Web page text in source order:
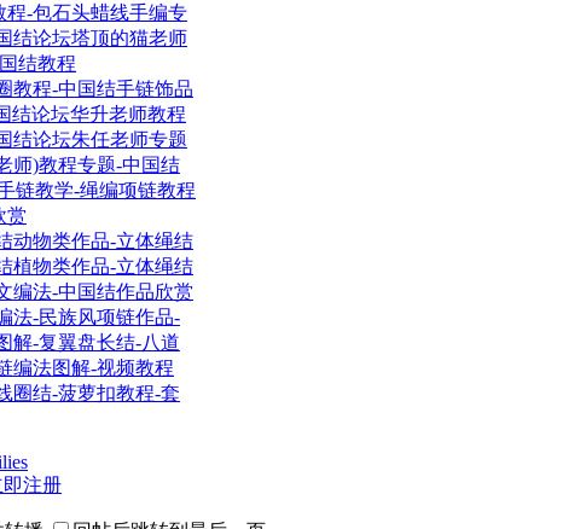
-包石头蜡线手编专
结论坛塔顶的猫老师
结教程
教程-中国结手链饰品
结论坛华升老师教程
结论坛朱任老师专题
师)教程专题-中国结
链教学-绳编项链教程
赏
动物类作品-立体绳结
植物类作品-立体绳结
编法-中国结作品欣赏
法-民族风项链作品-
解-复翼盘长结-八道
编法图解-视频教程
圈结-菠萝扣教程-套
即注册